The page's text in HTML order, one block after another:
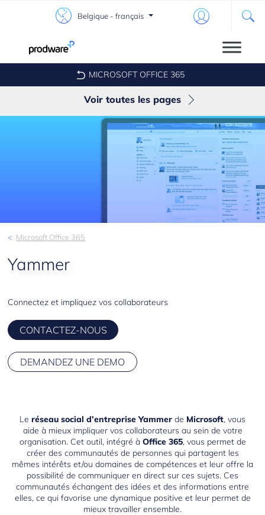
Belgique - français
MICROSOFT OFFICE 365
Voir toutes les pages
Teams
Sharepoint
Outlook
Microsoft Office 365
Yammer
Connectez et impliquez vos collaborateurs
CONTACTEZ-NOUS
DEMANDEZ UNE DEMO
Le réseau social d’entreprise Yammer de Microsoft, vous
aide à mieux impliquer vos collaborateurs au sein de votre
organisation. Cet outil, intégré à Office 365, vous permet de
créer des communautés de personnes qui partagent les
mêmes intérêts et/ou domaines de compétences et leur offre la
possibilité de communiquer en direct sur ces sujets. Ces
communautés échangent des idées et des informations entre
elles, ce qui favorise une dynamique positive et leur permet de
mieux travailler ensemble.